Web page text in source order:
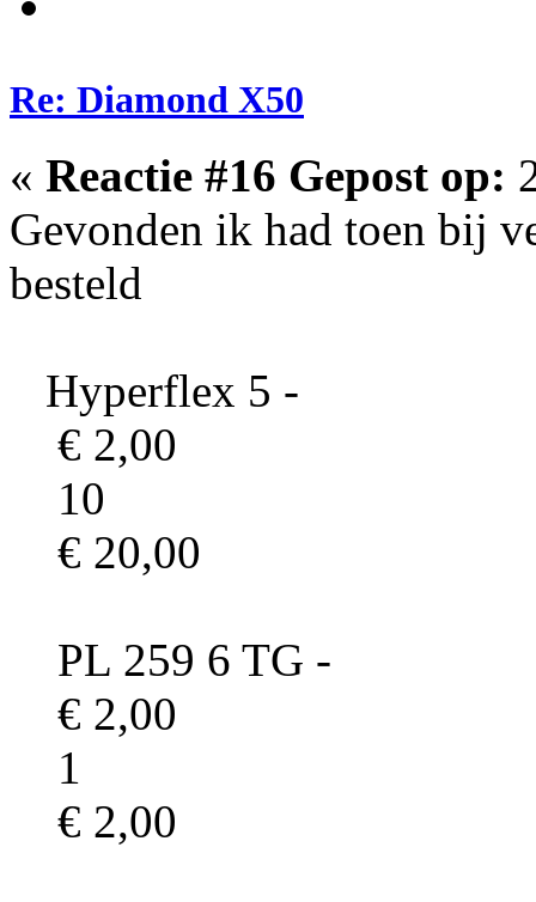
Re: Diamond X50
« Reactie #16 Gepost op:
Gevonden ik had toen bij
besteld
Hyperflex 5 -
€ 2,00
10
€ 20,00
PL 259 6 TG -
€ 2,00
1
€ 2,00